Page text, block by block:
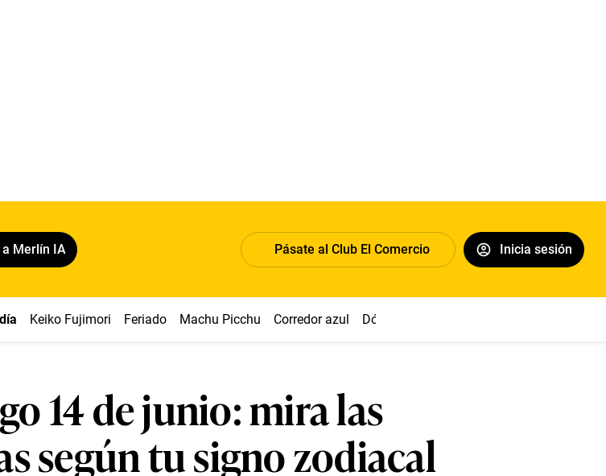
Merlín IA Pásate al Club El Comercio Inicia sesión
Keiko Fujimori Feriado Machu Picchu Corredor azul Dólar
14 de junio: mira las
según tu signo zodiacal